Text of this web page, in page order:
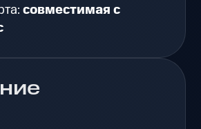
совместимая с